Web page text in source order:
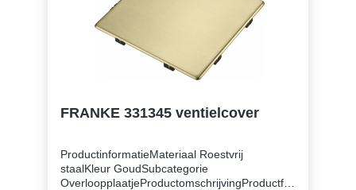
FRANKE 331345 ventielcover
ProductinformatieMateriaal Roestvrij
staalKleur GoudSubcategorie
OverloopplaatjeProductomschrijvingProductfa